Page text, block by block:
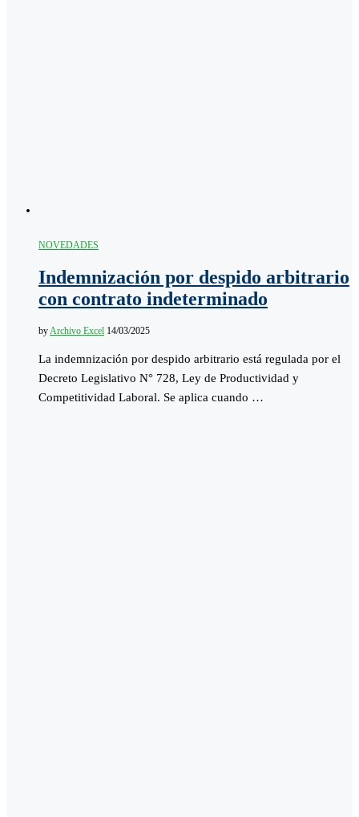
NOVEDADES
Indemnización por despido arbitrario
con contrato indeterminado
by Archivo Excel 14/03/2025
La indemnización por despido arbitrario está regulada por el
Decreto Legislativo N° 728, Ley de Productividad y
Competitividad Laboral. Se aplica cuando …